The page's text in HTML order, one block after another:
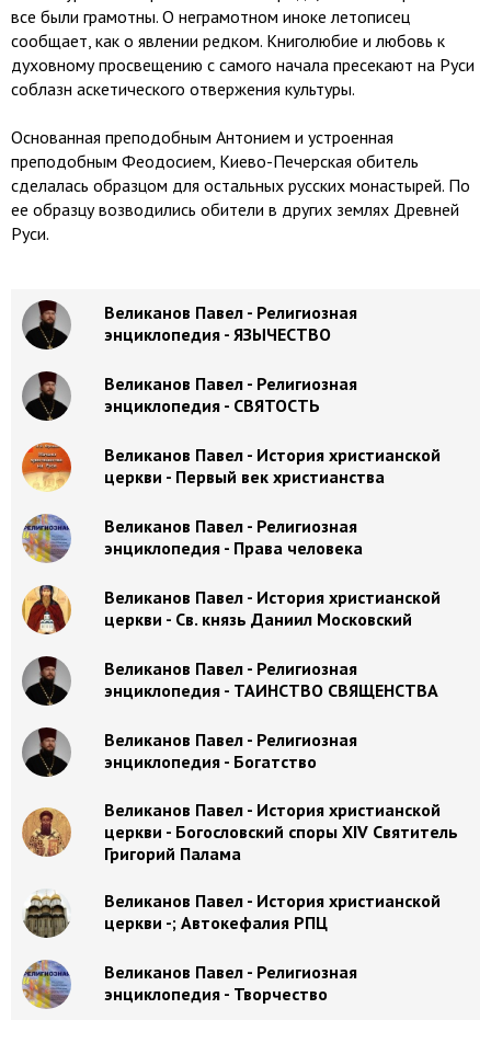
все были грамотны. О неграмотном иноке летописец
сообщает, как о явлении редком. Книголюбие и любовь к
духовному просвещению с самого начала пресекают на Руси
соблазн аскетического отвержения культуры.
Основанная преподобным Антонием и устроенная
преподобным Феодосием, Киево-Печерская обитель
сделалась образцом для остальных русских монастырей. По
ее образцу возводились обители в других землях Древней
Руси.
Великанов Павел - Религиозная
энциклопедия - ЯЗЫЧЕСТВО
Великанов Павел - Религиозная
энциклопедия - СВЯТОСТЬ
Великанов Павел - История христианской
церкви - Первый век христианства
Великанов Павел - Религиозная
энциклопедия - Права человека
Великанов Павел - История христианской
церкви - Св. князь Даниил Московский
Великанов Павел - Религиозная
энциклопедия - ТАИНСТВО СВЯЩЕНСТВА
Великанов Павел - Религиозная
энциклопедия - Богатство
Великанов Павел - История христианской
церкви - Богословский споры XIV Святитель
Григорий Палама
Великанов Павел - История христианской
церкви -; Автокефалия РПЦ
Великанов Павел - Религиозная
энциклопедия - Творчество